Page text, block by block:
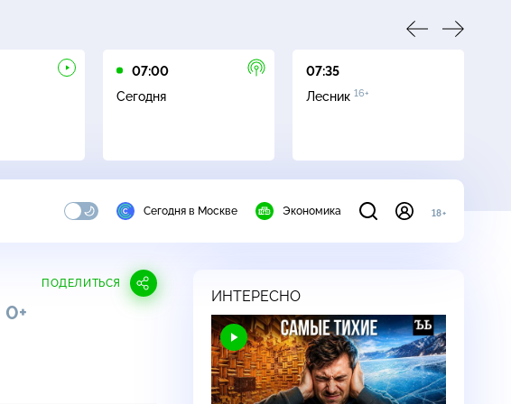
07:00
Сегодня
07:35
Лесник 16+
Сегодня в Москве Экономика 18+
ПОДЕЛИТЬСЯ
0+
ИНТЕРЕСНО